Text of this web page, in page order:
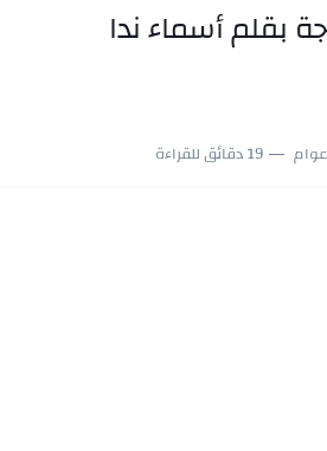
بقلم أسماء ندا
19 دقائق للقراءة